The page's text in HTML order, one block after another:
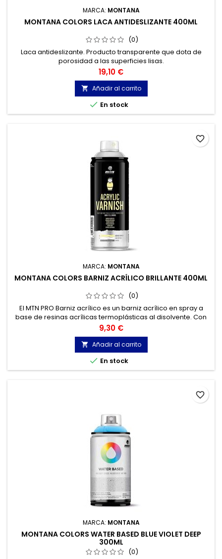
MARCA: MONTANA
MONTANA COLORS LACA ANTIDESLIZANTE 400ML
(0)
Laca antideslizante. Producto transparente que dota de
porosidad a las superficies lisas.
Precio
19,10 €
 Añadir al carrito
 En stock
MARCA: MONTANA
MONTANA COLORS BARNIZ ACRÍLICO BRILLANTE 400ML
(0)
El MTN PRO Barniz acrílico es un barniz acrílico en spray a
base de resinas acrílicas termoplásticas al disolvente. Con
un secado ultrarrápido, su principal función es la de proteger
y ennoblecer diferentes superficies.
Precio
9,30 €
 Añadir al carrito
 En stock
favorite_border
MARCA: MONTANA
MONTANA COLORS WATER BASED BLUE VIOLET DEEP
300ML
(0)
favorite_border